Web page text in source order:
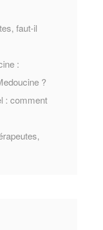
faut-il
:
?
: comment